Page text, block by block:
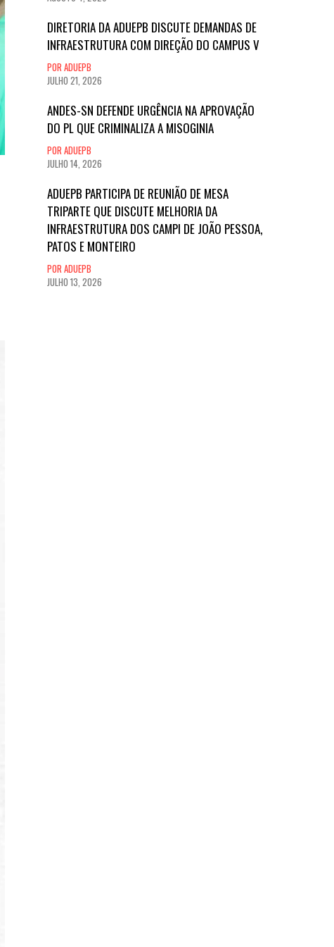
DIRETORIA DA ADUEPB DISCUTE DEMANDAS DE
INFRAESTRUTURA COM DIREÇÃO DO CAMPUS V
POR ADUEPB
JULHO 21, 2026
ANDES-SN DEFENDE URGÊNCIA NA APROVAÇÃO
DO PL QUE CRIMINALIZA A MISOGINIA
POR ADUEPB
JULHO 14, 2026
ADUEPB PARTICIPA DE REUNIÃO DE MESA
TRIPARTE QUE DISCUTE MELHORIA DA
INFRAESTRUTURA DOS CAMPI DE JOÃO PESSOA,
PATOS E MONTEIRO
POR ADUEPB
JULHO 13, 2026